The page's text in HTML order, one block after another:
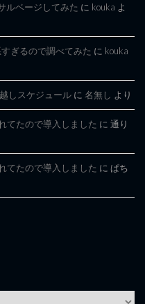
ルベージしてみた に kouka よ
ぎるので調べてみた に kouka
しスケジュール に 名無し より
てたので導入しました に 通り
てたので導入しました に ぱち